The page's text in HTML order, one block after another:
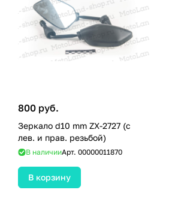
800 руб.
Зеркало d10 mm ZX-2727 (с
лев. и прав. резьбой)
В наличииАрт. 00000011870
В корзину